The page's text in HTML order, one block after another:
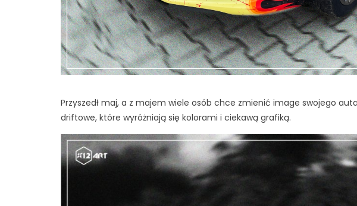
Przyszedł maj, a z majem wiele osób chce zmienić image swojego
driftowe, które wyróżniają się kolorami i ciekawą grafiką.